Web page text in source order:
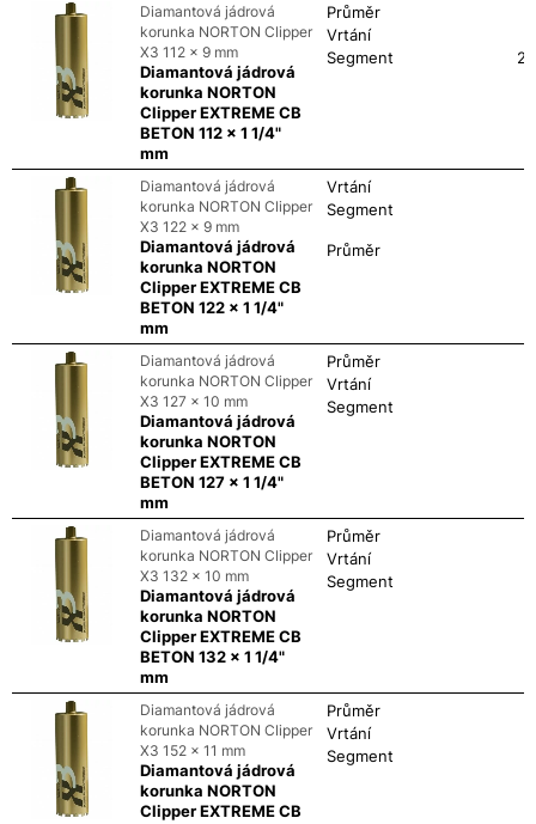
Diamantová jádrová
korunka NORTON Clipper
X3 112 x 9 mm
Diamantová jádrová
korunka NORTON
Clipper EXTREME CB
BETON 112 x 1 1/4"
mm
Průměr
Vrtání
Segment
Diamantová jádrová
korunka NORTON Clipper
X3 122 x 9 mm
Diamantová jádrová
korunka NORTON
Clipper EXTREME CB
BETON 122 x 1 1/4"
mm
Vrtání
Segment
Průměr
Diamantová jádrová
korunka NORTON Clipper
X3 127 x 10 mm
Diamantová jádrová
korunka NORTON
Clipper EXTREME CB
BETON 127 x 1 1/4"
mm
Průměr
Vrtání
Segment
Diamantová jádrová
korunka NORTON Clipper
X3 132 x 10 mm
Diamantová jádrová
korunka NORTON
Clipper EXTREME CB
BETON 132 x 1 1/4"
mm
Průměr
Vrtání
Segment
Diamantová jádrová
korunka NORTON Clipper
X3 152 x 11 mm
Diamantová jádrová
korunka NORTON
Clipper EXTREME CB
Průměr
Vrtání
Segment